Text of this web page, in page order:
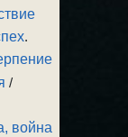
.
/
война